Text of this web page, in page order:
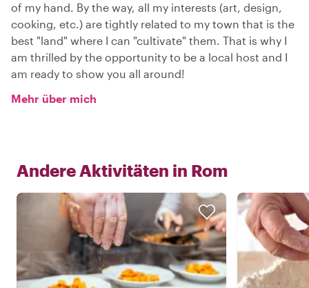
of my hand. By the way, all my interests (art, design,
cooking, etc.) are tightly related to my town that is the
best "land" where I can "cultivate" them. That is why I
am thrilled by the opportunity to be a local host and I
am ready to show you all around!
Mehr über mich
Andere Aktivitäten in Rom